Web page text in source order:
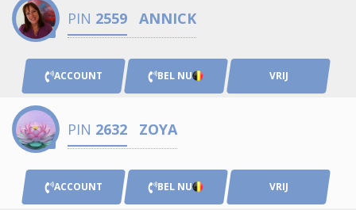
PIN 2559 ANNICK
ACCOUNT BEL NU VRIJ
PIN 2632 ZOYA
ACCOUNT BEL NU VRIJ